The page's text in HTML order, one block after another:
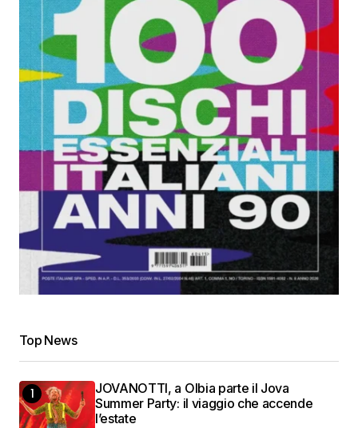
Top News
JOVANOTTI, a Olbia parte il Jova
Summer Party: il viaggio che accende
l’estate